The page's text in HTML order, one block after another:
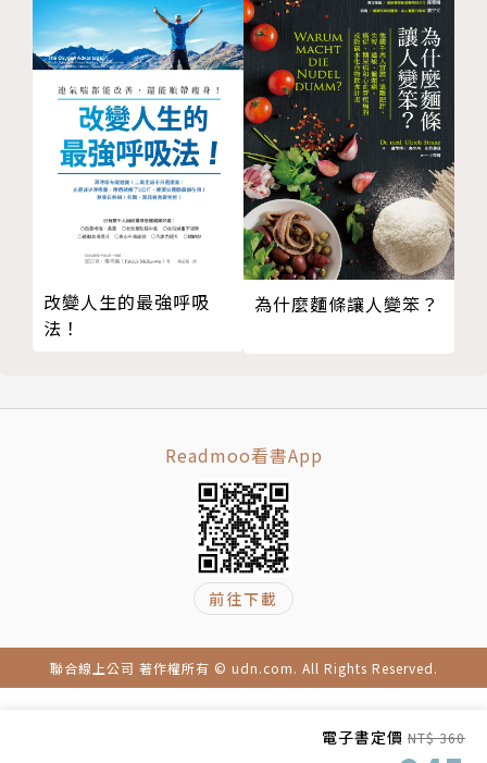
電子書定價 NT$ 360
過去大家不了解這個疾病，因此常誤判成憂鬱症。
明顯症狀是：患者會一直喊累，又睡不著；身體的某些
特定部位會痛；
起身時會頭暈，有時甚至會有短暫15秒看不見，
有的患者會出現腦霧：腦袋就像被棉花糖包住一樣，思
緒一整個模糊，
雙腳會腫脹並發青、心悸到心臟快從胸部跳出
來……。
◎有可能完全康復嗎？當然！
全美第一的梅約醫院有一套完整治療計畫，
效），
最重要的是──大部分患者都會康復，
患者蘿拉經過作者的完整治療後（她在書中與父母一起
已從一個疲倦而虛弱的病人，現今成為醫學院學生。
作者介紹│
菲力普‧R‧費雪（Philip R. Fischer）
醫學博士、全美第一的梅約（妙佑）診所兒童中心小兒
改變人生的最強呼吸
法！
為什麼麵條讓人變笨？
Readmoo看書App
前往下載
聯合線上公司 著作權所有 © udn.com. All Rights Reserved.